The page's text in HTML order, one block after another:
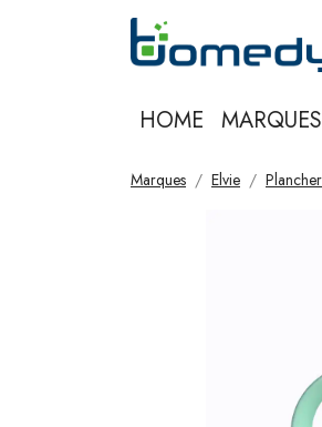
HOME MARQUES
Marques Elvie